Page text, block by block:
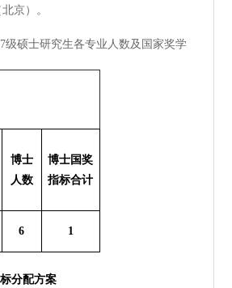
京）。
级硕士研究生各专业人数及国家奖学
博士
人数
博士国奖
指标合计
6 1
分配方案